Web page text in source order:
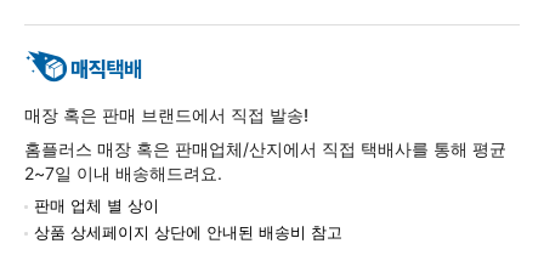
매장 혹은 판매 브랜드에서 직접 발송!
홈플러스 매장 혹은 판매업체/산지에서 직접 택배사를 통해 평균
2~7일 이내 배송해드려요.
판매 업체 별 상이
상품 상세페이지 상단에 안내된 배송비 참고